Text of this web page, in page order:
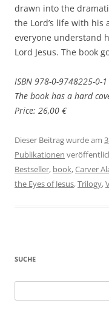
drawn into the
the Lord’s life with his
everyone understand
Lord Jesus. The book
ISBN 978-0-9748225-0-1
The book has a hard
Price: 26,00 €
Dieser Beitrag wurde am
Publikationen
Bestseller, book,Carver
the Eyes of Jesus,Trilogy,
SUCHE
nach: